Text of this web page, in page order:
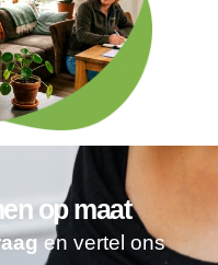
op maat
en vertel ons